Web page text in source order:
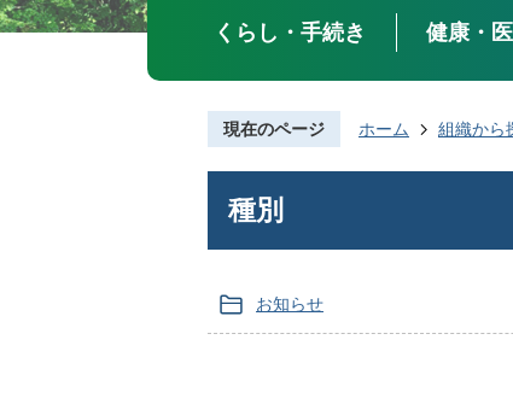
くらし・手続き 健康・
現在のページ ホーム 組織から
種別
お知らせ